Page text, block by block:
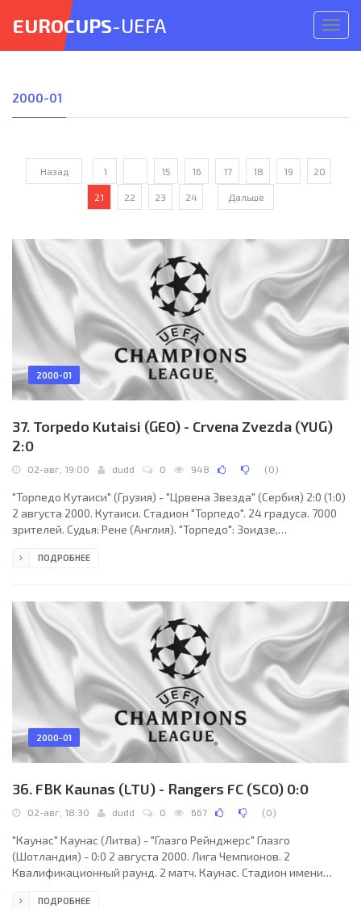
меню
EUROCUPS-UEFA
2000-01
Назад 1 15 16 17 18 19 20
21 22 23 24 Дальше
2000-01
37. Torpedo Kutaisi (GEO) - Crvena Zvezda (YUG)
2:0
02-авг, 19:00 dudd 0 948 (0)
"Торпедо Кутаиси" (Грузия) - "Црвена Звезда" (Сербия) 2:0 (1:0)
2 августа 2000. Кутаиси. Стадион "Торпедо". 24 градуса. 7000
зрителей. Судья: Рене (Англия). "Торпедо": Зоидзе,
Хвадагиани, Чхаидзе, Гучуа, Сичинава, Д. Джанашия,
(Маркович, 43), Витакич, Гвозденович (Ачимович, 87),
Бошкович (Георгиоски, 72), Друлич, Зорич, Стеванович,
ПОДРОБНЕЕ
2000-01
36. FBK Kaunas (LTU) - Rangers FC (SCO) 0:0
02-авг, 18:30 dudd 0 667 (0)
"Каунас" Каунас (Литва) - "Глазго Рейнджерс" Глазго
(Шотландия) - 0:0 2 августа 2000. Лига Чемпионов. 2
Квалификационный раунд. 2 матч. Каунас. Стадион имени
Франк де Блеккере, Клод Грегуар, Лод Мюльдерманс (все -
ПОДРОБНЕЕ